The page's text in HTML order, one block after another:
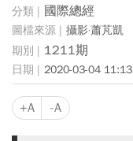
國際總經
攝影·蕭芃凱
1211期
2020-03-04 11:13
+A -A